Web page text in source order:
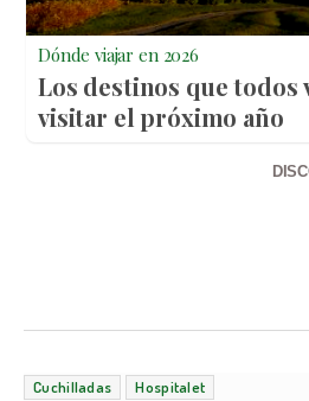
Dónde viajar en 2026
Los destinos que todos
visitar el próximo año
Cuchilladas Hospitalet